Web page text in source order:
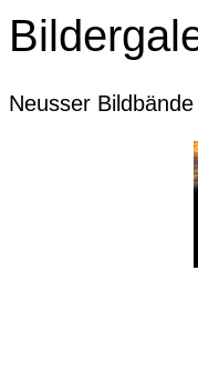
Neusser Bildbände